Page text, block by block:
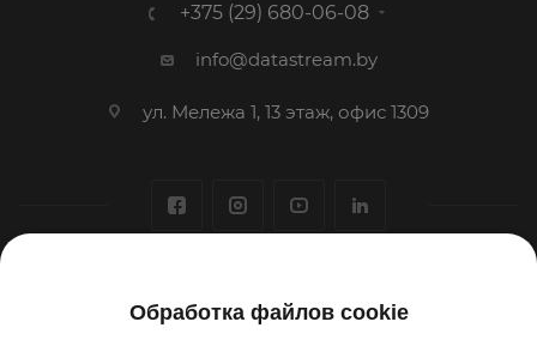
+375 (29) 680-06-08
info@datastream.by
ул. Мележа 1, 13 этаж, офис 1309